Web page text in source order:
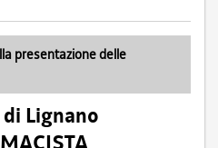
presentazione delle
Lignano